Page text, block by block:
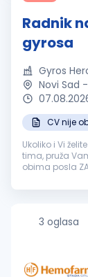
Radnik
gyrosa
Gyros
Novi Sad -
CV nije
Ukoliko i Vi
tima, pruža
obima posla
Tražimo
3 oglasa